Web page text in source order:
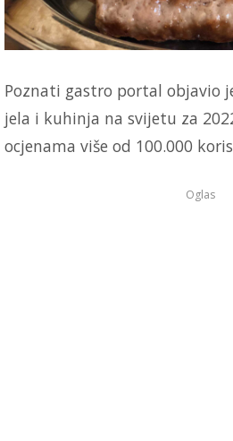
Poznati gastro portal objavio
jela i kuhinja na svijetu za
ocjenama više od 100.000
Oglas